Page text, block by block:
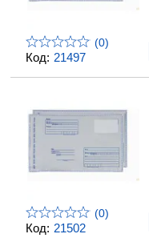
Код: 21497
(0)
Код: 21502
(0)